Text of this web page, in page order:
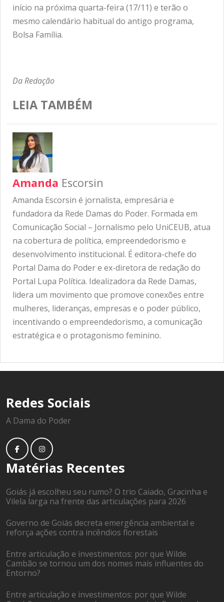
início na próxima quarta-feira (17/11) e terão o
mesmo calendário habitual do antigo programa,
Bolsa Família.
Da Redação
LEIA TAMBÉM
Amanda Escorsin
Amanda Escorsin é jornalista, empresária e
fundadora da Rede Damas do Poder. Formada em
Comunicação Social – Jornalismo pelo UniCEUB, atua
na cobertura de política, empreendedorismo e
desenvolvimento institucional. É editora-chefe do
Portal Dama do Poder e ex-diretora de redação do
Portal Lupa Política. Idealizadora da Rede Damas,
lidera um movimento que promove conexões entre
mulheres, lideranças, empresas e o poder público,
incentivando o empreendedorismo, a comunicação
estratégica e o protagonismo feminino.
Redes Sociais
A Dama do Poder
Matérias Recentes
Goiás já escolheu seu rumo? O trio Caiado, Gracinha e
Vilela larga na frente das articulações para 2026
Governo de Goiás decreta emergência ambiental e
reforça ações contra incêndios florestais
Entre articulação e investimentos: por que Wilde
Cambão se tornou um dos nomes mais influentes do
Entorno?
Entre articulação e investimentos: por que Wilde